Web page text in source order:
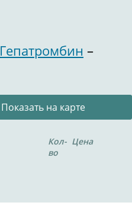
Гепатромбин –
Показать на карте
Кол-
во
Цена